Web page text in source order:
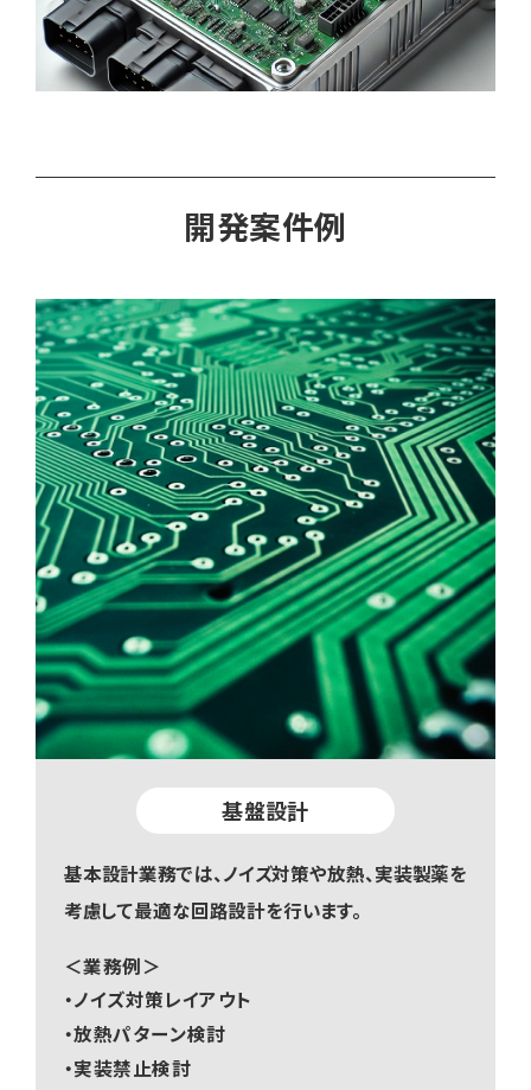
開発案件例
基盤設計
基本設計業務では、ノイズ対策や放熱、実装製薬を
考慮して最適な回路設計を行います。
＜業務例＞
・ノイズ対策レイアウト
・放熱パターン検討
・実装禁止検討